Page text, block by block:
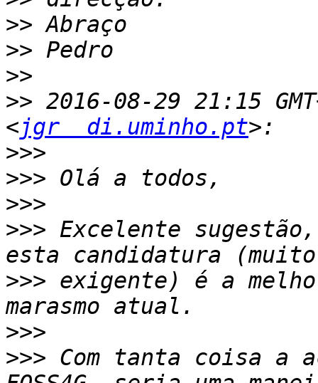
>>
>>
>>
>> 2016-08-29 21:15
<jgr  di.uminho.pt
>>>
>>>
>>>
>>> Excelente
>>> exigente) é a
>>>
>>> Com tanta coisa a